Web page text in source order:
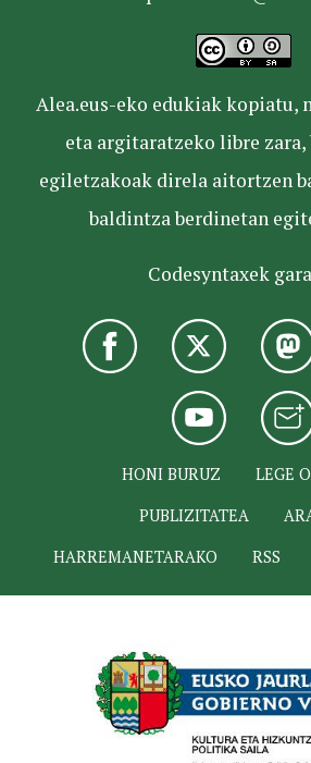
Alea.eus-eko edukiak kopiatu,
eta argitaratzeko libre zara,
egiletzakoak direla aitortzen
baldintza berdinetan
Codesyntaxek
HONI BURUZ
LEGE
PUBLIZITATEA
HARREMANETARAKO
RSS